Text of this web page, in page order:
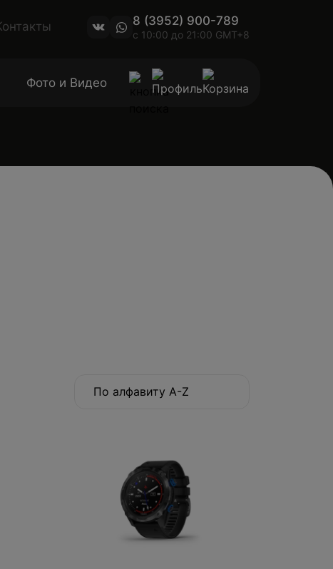
8 (3952) 900-789
с 10:00 до 21:00 GMT+8
Фото и Видео
По алфавиту A-Z